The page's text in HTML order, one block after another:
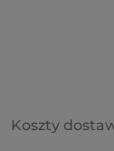
Koszty